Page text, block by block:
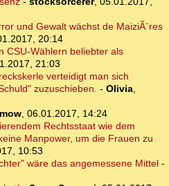
und Gewalt wächst de MaiziÃ¨res
20:14
CSU-Wählern beliebter als
21:03
verteidigt man sich
zuzuschieben. - Olivia
, 06.01.2017, 14:24
Rechtsstaat wie dem
Manpower, um die Frauen zu
10:53
wäre das angemessene Mittel-